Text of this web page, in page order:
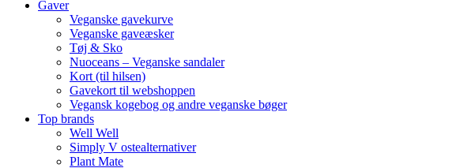
Gaver
Veganske gavekurve
Veganske gaveæsker
Tøj & Sko
Nuoceans – Veganske sandaler
Kort (til hilsen)
Gavekort til webshoppen
Vegansk kogebog og andre veganske bøger
Top brands
Well Well
Simply V ostealternativer
Plant Mate